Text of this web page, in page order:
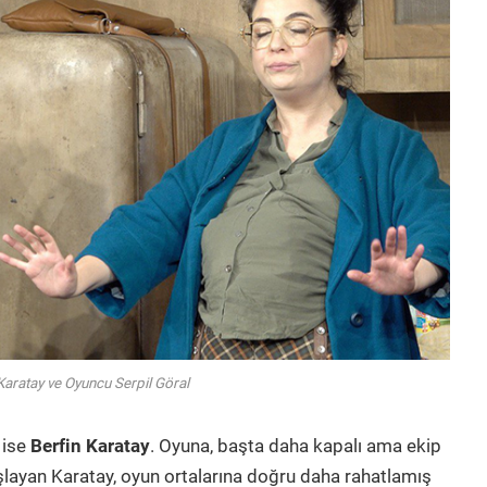
ve Oyuncu Serpil Göral
Berfin Karatay. Oyuna, başta daha kapalı ama ekip
Karatay, oyun ortalarına doğru daha rahatlamış